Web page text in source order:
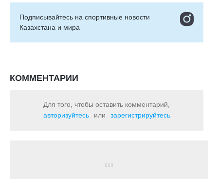
Подписывайтесь на cпортивные новости
Казахстана и мира
КОММЕНТАРИИ
Для того, чтобы оставить комментарий,
авторизуйтесь
или зарегистрируйтесь